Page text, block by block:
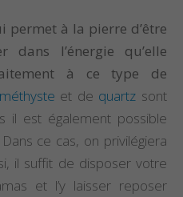
permet à la pierre d’être
l’énergie qu’elle
à ce type de
et de quartz sont
il est également possible
ce cas, on privilégiera
il suffit de disposer votre
et l’y laisser reposer